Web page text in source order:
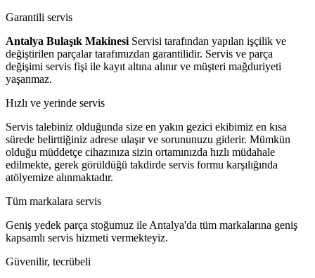
Garantili servis
Antalya Bulaşık Makinesi Servisi tarafından yapılan işçilik ve
değiştirilen parçalar tarafımızdan garantilidir. Servis ve parça
değişimi servis fişi ile kayıt altına alınır ve müşteri mağduriyeti
yaşanmaz.
Hızlı ve yerinde servis
Servis talebiniz olduğunda size en yakın gezici ekibimiz en kısa
sürede belirttiğiniz adrese ulaşır ve sorununuzu giderir. Mümkün
olduğu müddetçe cihazınıza sizin ortamınızda hızlı müdahale
edilmekte, gerek görüldüğü takdirde servis formu karşılığında
atölyemize alınmaktadır.
Tüm markalara servis
Geniş yedek parça stoğumuz ile Antalya'da tüm markalarına geniş
kapsamlı servis hizmeti vermekteyiz.
Güvenilir, tecrübeli